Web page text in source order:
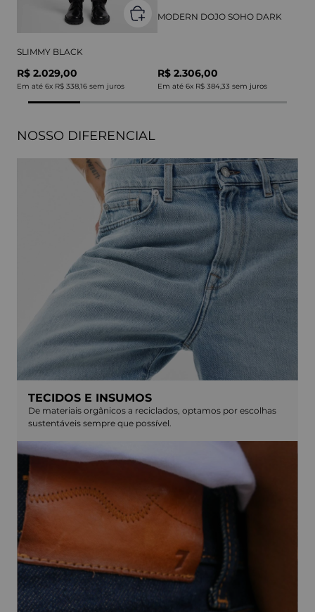
SLIMMY BLACK
R$ 2.029,00
Em até 6x R$ 338,16 sem juros
MODERN DOJO SOHO DARK
R$ 2.306,00
Em até 6x R$ 384,33 sem juros
NOSSO DIFERENCIAL
TECIDOS E INSUMOS
De materiais orgânicos a reciclados, optamos por escolhas
sustentáveis sempre que possível.